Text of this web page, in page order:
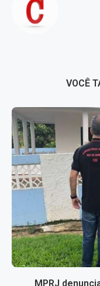
VOCÊ
MPRJ